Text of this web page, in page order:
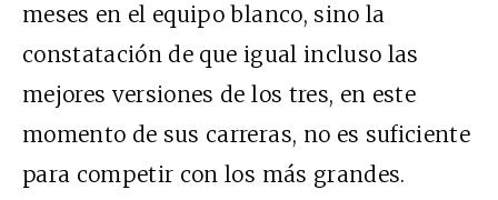
meses en el equipo blanco, sino la
constatación de que igual incluso las
mejores versiones de los tres, en este
momento de sus carreras, no es suficiente
para competir con los más grandes.